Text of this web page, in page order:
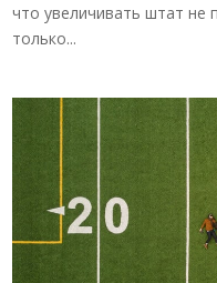
что увеличивать штат не
только...